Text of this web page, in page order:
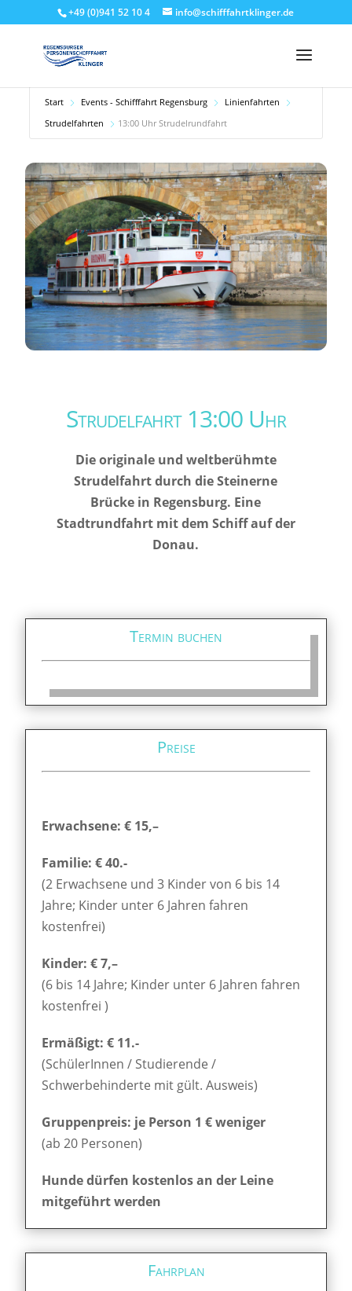
+49 (0)941 52 10 4 info@schifffahrtklinger.de
Start Events - Schifffahrt Regensburg
Linienfahrten
Strudelfahrten
13:00 Uhr Strudelrundfahrt
Strudelfahrt 13:00 Uhr
Die originale und weltberühmte
Strudelfahrt durch die Steinerne
Brücke in Regensburg. Eine
Stadtrundfahrt mit dem Schiff auf der
Donau.
Termin buchen
Preise
Erwachsene: € 15,–
Familie: € 40.-
(2 Erwachsene und 3 Kinder von 6 bis 14
Jahre; Kinder unter 6 Jahren fahren
kostenfrei)
Kinder: € 7,–
(6 bis 14 Jahre; Kinder unter 6 Jahren fahren
kostenfrei )
Ermäßigt: € 11.-
(SchülerInnen / Studierende /
Schwerbehinderte mit gült. Ausweis)
Gruppenpreis: je Person 1 € weniger
(ab 20 Personen)
Hunde dürfen kostenlos an der Leine
mitgeführt werden
Fahrplan